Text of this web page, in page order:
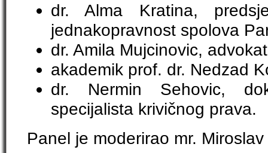
dr. Alma Kratina,
jednakopravnost spolova
dr. Amila Mujcinovic,
akademik prof. dr. Nedzad
dr. Nermin Sehovic,
specijalista krivičnog prava.
Panel je moderirao mr.